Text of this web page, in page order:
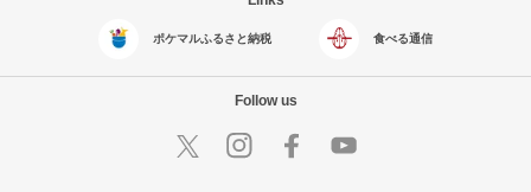
ポケマルふるさと納税 食べる通信
Follow us